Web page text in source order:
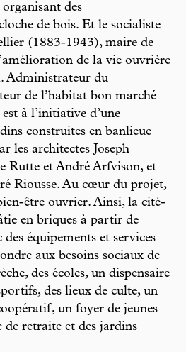
des
de bois. Et le socialiste
(1883-1943), maire de
de la vie ouvrière
Administrateur du
de l’habitat bon marché
à l’initiative d’une
construites en banlieue
les architectes Joseph
Rutte et André Arfvison, et
Riousse. Au cœur du projet,
être ouvrier. Ainsi, la cité-
en briques à partir de
des équipements et services
aux besoins sociaux de
des écoles, un dispensaire
des lieux de culte, un
un foyer de jeunes
retraite et des jardins